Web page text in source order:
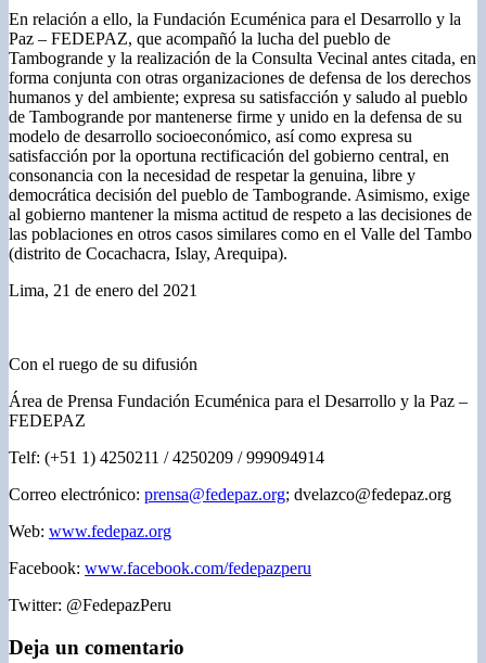
En relación a ello, la Fundación Ecuménica para el Desarrollo y la
Paz – FEDEPAZ, que acompañó la lucha del pueblo de
Tambogrande y la realización de la Consulta Vecinal antes citada, en
forma conjunta con otras organizaciones de defensa de los derechos
humanos y del ambiente; expresa su satisfacción y saludo al pueblo
de Tambogrande por mantenerse firme y unido en la defensa de su
modelo de desarrollo socioeconómico, así como expresa su
satisfacción por la oportuna rectificación del gobierno central, en
consonancia con la necesidad de respetar la genuina, libre y
democrática decisión del pueblo de Tambogrande. Asimismo, exige
al gobierno mantener la misma actitud de respeto a las decisiones de
las poblaciones en otros casos similares como en el Valle del Tambo
(distrito de Cocachacra, Islay, Arequipa).
Lima, 21 de enero del 2021
Con el ruego de su difusión
Área de Prensa Fundación Ecuménica para el Desarrollo y la Paz –
FEDEPAZ
Telf: (+51 1) 4250211 / 4250209 / 999094914
Correo electrónico: prensa@fedepaz.org; dvelazco@fedepaz.org
Web: www.fedepaz.org
Facebook: www.facebook.com/fedepazperu
Twitter: @FedepazPeru
Deja un comentario